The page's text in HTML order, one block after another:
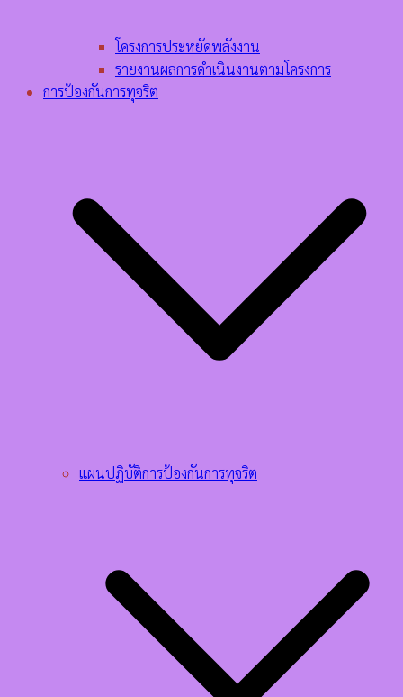
โครงการประหยัดพลังงาน
รายงานผลการดำเนินงานตามโครงการ
การป้องกันการทุจริต
แผนปฏิบัติการป้องกันการทุจริต